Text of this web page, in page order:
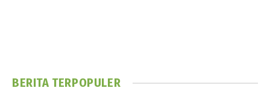
BERITA TERPOPULER